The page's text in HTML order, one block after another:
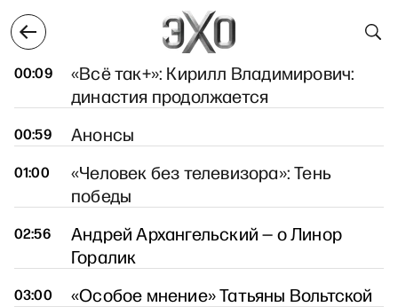
9 мая 11 мая
11 мая
00:09
«Всё так+»: Кирилл Владимирович:
династия продолжается
00:59 Анонсы
01:00
«Человек без телевизора»: Тень
победы
02:56
Андрей Архангельский — о Линор
Горалик
03:00 «Особое мнение» Татьяны Вольтской